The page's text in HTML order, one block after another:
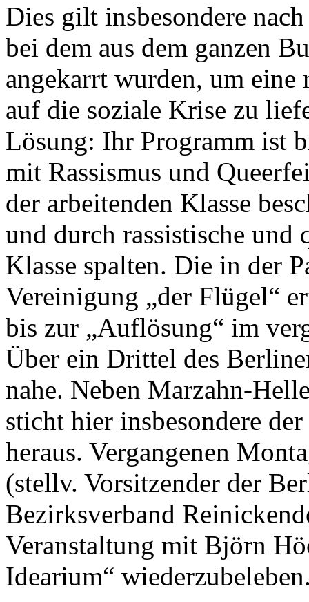
Dies gilt insbesondere
bei dem aus dem ganzen
angekarrt wurden, um eine
auf die soziale Krise zu
Lösung: Ihr Programm ist
mit Rassismus und
der arbeitenden Klasse
und durch rassistische
Klasse spalten. Die in der
Vereinigung „der Flügel“
bis zur „Auflösung“ im
Über ein Drittel des
nahe. Neben Marzahn-
sticht hier insbesondere
heraus. Vergangenen
(stellv. Vorsitzender der
Bezirksverband
Veranstaltung mit Björn
Idearium“